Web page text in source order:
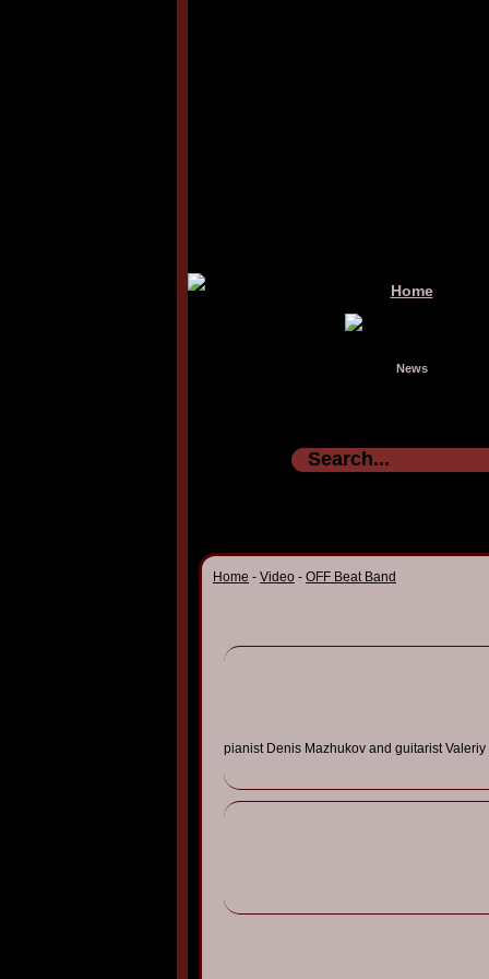
Home
News
Home - Video - OFF Beat Band
pianist Denis Mazhukov and guitaristValeriy